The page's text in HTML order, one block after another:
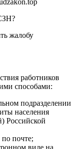
жалобу
работников
способами:
подразделении
населения
Российской
по почте;
виде на